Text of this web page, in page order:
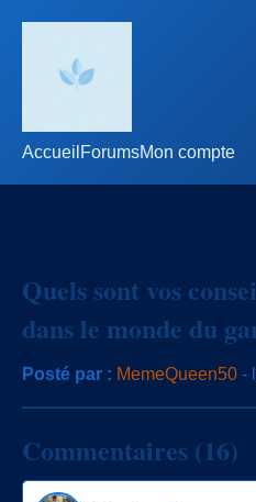
Accueil ForumsMon compte
Quels sont vos
dans le monde du
Posté par : MemeQueen50 -
Commentaires (16)